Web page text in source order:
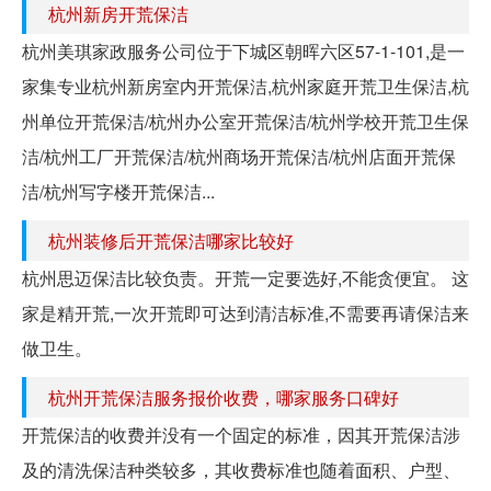
杭州新房开荒保洁
杭州美琪家政服务公司位于下城区朝晖六区57-1-101,是一
家集专业杭州新房室内开荒保洁,杭州家庭开荒卫生保洁,杭
州单位开荒保洁/杭州办公室开荒保洁/杭州学校开荒卫生保
洁/杭州工厂开荒保洁/杭州商场开荒保洁/杭州店面开荒保
洁/杭州写字楼开荒保洁...
杭州装修后开荒保洁哪家比较好
杭州思迈保洁比较负责。开荒一定要选好,不能贪便宜。 这
家是精开荒,一次开荒即可达到清洁标准,不需要再请保洁来
做卫生。
杭州开荒保洁服务报价收费，哪家服务口碑好
开荒保洁的收费并没有一个固定的标准，因其开荒保洁涉
及的清洗保洁种类较多，其收费标准也随着面积、户型、